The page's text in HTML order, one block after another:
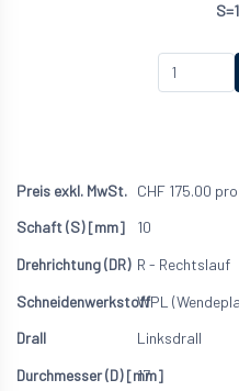
CHF 175.00
10
R - Rechtslauf
WPL
Linksdrall
17